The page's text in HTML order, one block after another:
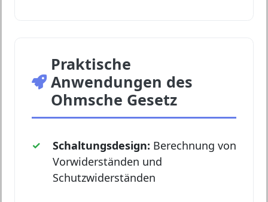
Praktische
Anwendungen des
Ohmsche Gesetz
Schaltungsdesign: Berechnung von
Vorwiderständen und
Schutzwiderständen